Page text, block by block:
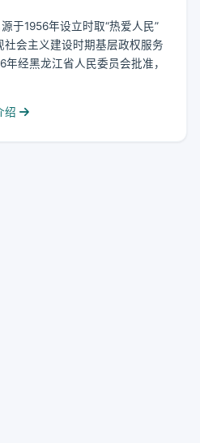
源于1956年设立时取“热爱人民”
社会主义建设时期基层政权服务
年经黑龙江省人民委员会批准，
绍